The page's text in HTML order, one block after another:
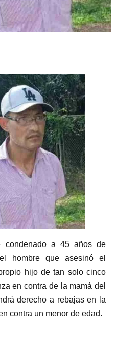
condenado a 45 años de
hombre que asesinó el
hijo de tan solo cinco
en contra de la mamá del
derecho a rebajas en la
contra un menor de edad.